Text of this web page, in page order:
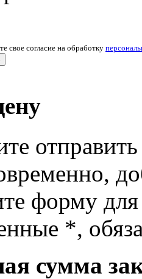
свое согласие на обработку
форму
*,
сумма